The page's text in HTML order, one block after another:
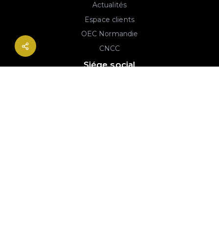
Actualités
Espace clients
OEC Normandie
CNCC
Siége social